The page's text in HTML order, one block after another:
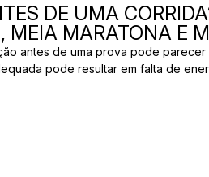
DE UMA
MEIA MARATONA E
antes de uma prova pode parecer
pode resultar em falta de